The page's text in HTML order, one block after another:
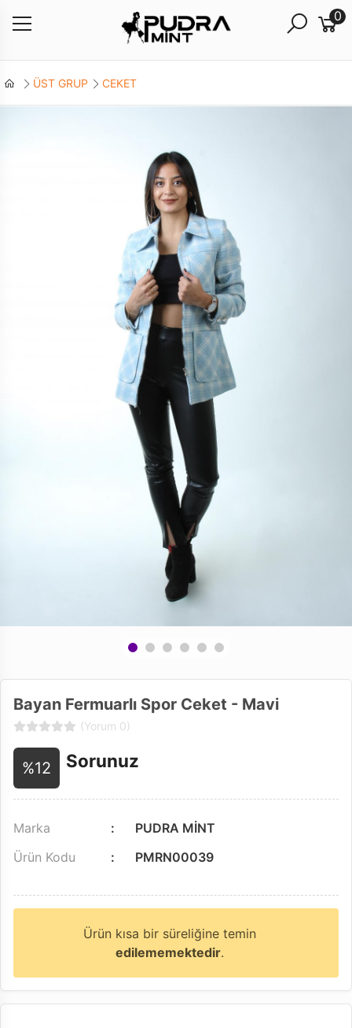
0
ÜST GRUP CEKET
Bayan Fermuarlı Spor Ceket - Mavi
(Yorum 0)
%12 Sorunuz
Marka
PUDRA MİNT
Ürün Kodu
PMRN00039
Ürün kısa bir süreliğine temin
edilememektedir.